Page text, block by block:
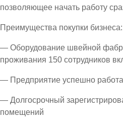
позволяющее начать работу
Преимущества покупки бизнеса:
— Оборудование швейной
проживания 150 сотрудников
— Предприятие успешно
— Долгосрочный
помещений